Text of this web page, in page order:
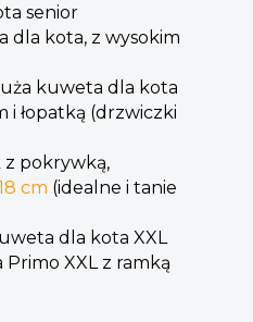
senior
dla kota, z wysokim
kuweta dla kota
łopatką (drzwiczki
z pokrywką,
cm (idealne i tanie
dla kota XXL
XXL z ramką